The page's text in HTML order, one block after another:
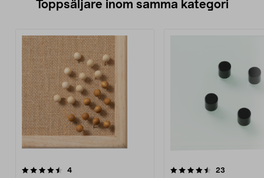
Toppsäljare inom samma kategori
4recensioner
4.5 av 5 stjärnor 23
4.5 av 5 stjärnor